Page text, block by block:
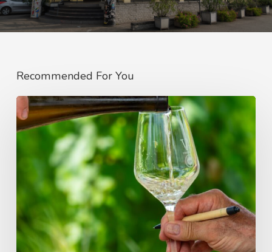
Recommended For You
La
Tournée
des
Terroirs
2026
l’Alsace
célèbre